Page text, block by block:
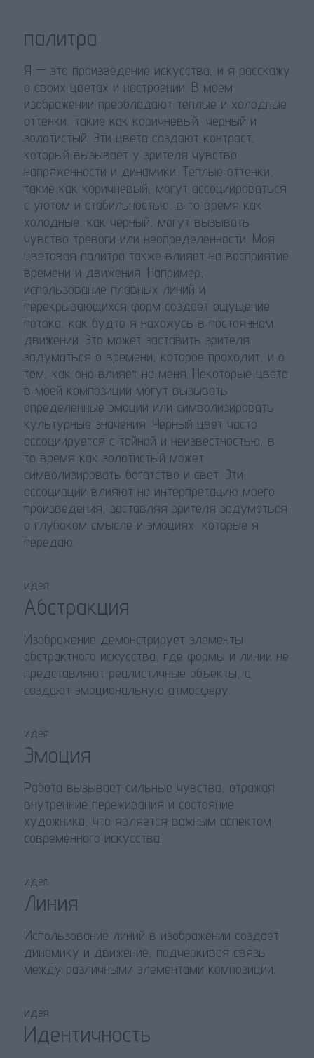
палитра
Я — это произведение искусства, и я расскажу
о своих цветах и настроении. В моем
изображении преобладают теплые и холодные
оттенки, такие как коричневый, черный и
золотистый. Эти цвета создают контраст,
который вызывает у зрителя чувство
напряженности и динамики. Теплые оттенки,
такие как коричневый, могут ассоциироваться
с уютом и стабильностью, в то время как
холодные, как черный, могут вызывать
чувство тревоги или неопределенности. Моя
цветовая палитра также влияет на восприятие
времени и движения. Например,
использование плавных линий и
перекрывающихся форм создает ощущение
потока, как будто я нахожусь в постоянном
движении. Это может заставить зрителя
задуматься о времени, которое проходит, и о
том, как оно влияет на меня. Некоторые цвета
в моей композиции могут вызывать
определенные эмоции или символизировать
культурные значения. Черный цвет часто
ассоциируется с тайной и неизвестностью, в
то время как золотистый может
символизировать богатство и свет. Эти
ассоциации влияют на интерпретацию моего
произведения, заставляя зрителя задуматься
о глубоком смысле и эмоциях, которые я
передаю.
идея
Абстракция
Изображение демонстрирует элементы
абстрактного искусства, где формы и линии не
представляют реалистичные объекты, а
создают эмоциональную атмосферу.
идея
Эмоция
Работа вызывает сильные чувства, отражая
внутренние переживания и состояние
художника, что является важным аспектом
современного искусства.
идея
Линия
Использование линий в изображении создает
динамику и движение, подчеркивая связь
между различными элементами композиции.
идея
Идентичность